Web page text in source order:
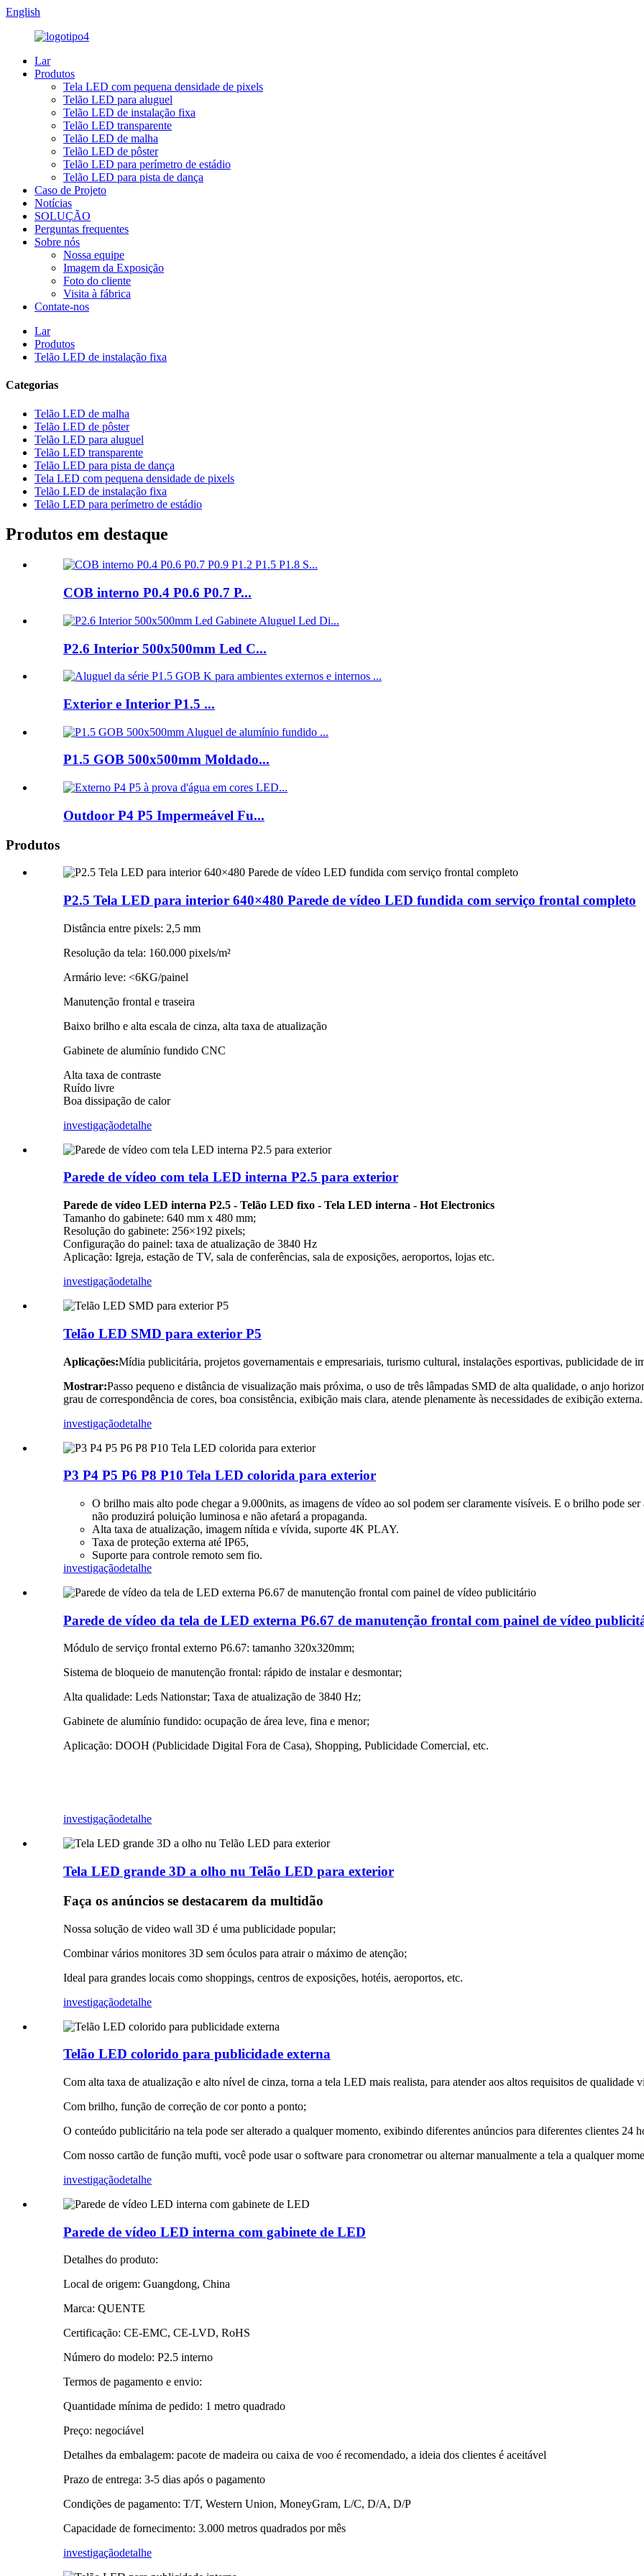
English
Lar
Produtos
Tela LED com pequena densidade de pixels
Telão LED para aluguel
Telão LED de instalação fixa
Telão LED transparente
Telão LED de malha
Telão LED de pôster
Telão LED para perímetro de estádio
Telão LED para pista de dança
Caso de Projeto
Notícias
SOLUÇÃO
Perguntas frequentes
Sobre nós
Nossa equipe
Imagem da Exposição
Foto do cliente
Visita à fábrica
Contate-nos
Lar
Produtos
Telão LED de instalação fixa
Categorias
Telão LED de malha
Telão LED de pôster
Telão LED para aluguel
Telão LED transparente
Telão LED para pista de dança
Tela LED com pequena densidade de pixels
Telão LED de instalação fixa
Telão LED para perímetro de estádio
Produtos em destaque
COB interno P0.4 P0.6 P0.7 P...
P2.6 Interior 500x500mm Led C...
Exterior e Interior P1.5 ...
P1.5 GOB 500x500mm Moldado...
Outdoor P4 P5 Impermeável Fu...
Produtos
P2.5 Tela LED para interior 640×480 Parede de vídeo LED fundida com serviço frontal completo
Distância entre pixels: 2,5 mm
Resolução da tela: 160.000 pixels/m²
Armário leve: <6KG/painel
Manutenção frontal e traseira
Baixo brilho e alta escala de cinza, alta taxa de atualização
Gabinete de alumínio fundido CNC
Alta taxa de contraste
Ruído livre
Boa dissipação de calor
investigaçãodetalhe
Parede de vídeo com tela LED interna P2.5 para exterior
Parede de vídeo LED interna P2.5 - Telão LED fixo - Tela LED interna - Hot Electronics
Tamanho do gabinete: 640 mm x 480 mm;
Resolução do gabinete: 256×192 pixels;
Configuração do painel: taxa de atualização de 3840 Hz
Aplicação: Igreja, estação de TV, sala de conferências, sala de exposições, aeroportos, lojas etc.
investigaçãodetalhe
Telão LED SMD para exterior P5
Aplicações:Mídia publicitária, projetos governamentais e empresariais, turismo cultural, instalações esportivas, publicidade de
Mostrar:Passo pequeno e distância de visualização mais próxima, o uso de três lâmpadas SMD de alta qualidade, o anjo
grau de correspondência de cores, boa consistência, exibição mais clara, atende plenamente às necessidades de exibição externa.
investigaçãodetalhe
P3 P4 P5 P6 P8 P10 Tela LED colorida para exterior
O brilho mais alto pode chegar a 9.000nits, as imagens de vídeo ao sol podem ser claramente visíveis. E o brilho pode
não produzirá poluição luminosa e não afetará a propaganda.
Alta taxa de atualização, imagem nítida e vívida, suporte 4K PLAY.
Taxa de proteção externa até IP65,
Suporte para controle remoto sem fio.
investigaçãodetalhe
Parede de vídeo da tela de LED externa P6.67 de manutenção frontal com painel de vídeo
Módulo de serviço frontal externo P6.67: tamanho 320x320mm;
Sistema de bloqueio de manutenção frontal: rápido de instalar e desmontar;
Alta qualidade: Leds Nationstar; Taxa de atualização de 3840 Hz;
Gabinete de alumínio fundido: ocupação de área leve, fina e menor;
Aplicação: DOOH (Publicidade Digital Fora de Casa), Shopping, Publicidade Comercial, etc.
investigaçãodetalhe
Tela LED grande 3D a olho nu Telão LED para exterior
Faça os anúncios se destacarem da multidão
Nossa solução de video wall 3D é uma publicidade popular;
Combinar vários monitores 3D sem óculos para atrair o máximo de atenção;
Ideal para grandes locais como shoppings, centros de exposições, hotéis, aeroportos, etc.
investigaçãodetalhe
Telão LED colorido para publicidade externa
Com alta taxa de atualização e alto nível de cinza, torna a tela LED mais realista, para atender aos altos requisitos de qualidade
Com brilho, função de correção de cor ponto a ponto;
O conteúdo publicitário na tela pode ser alterado a qualquer momento, exibindo diferentes anúncios para diferentes clientes 24
Com nosso cartão de função mufti, você pode usar o software para cronometrar ou alternar manualmente a tela a qualquer
investigaçãodetalhe
Parede de vídeo LED interna com gabinete de LED
Detalhes do produto:
Local de origem: Guangdong, China
Marca: QUENTE
Certificação: CE-EMC, CE-LVD, RoHS
Número do modelo: P2.5 interno
Termos de pagamento e envio:
Quantidade mínima de pedido: 1 metro quadrado
Preço: negociável
Detalhes da embalagem: pacote de madeira ou caixa de voo é recomendado, a ideia dos clientes é aceitável
Prazo de entrega: 3-5 dias após o pagamento
Condições de pagamento: T/T, Western Union, MoneyGram, L/C, D/A, D/P
Capacidade de fornecimento: 3.000 metros quadrados por mês
investigaçãodetalhe